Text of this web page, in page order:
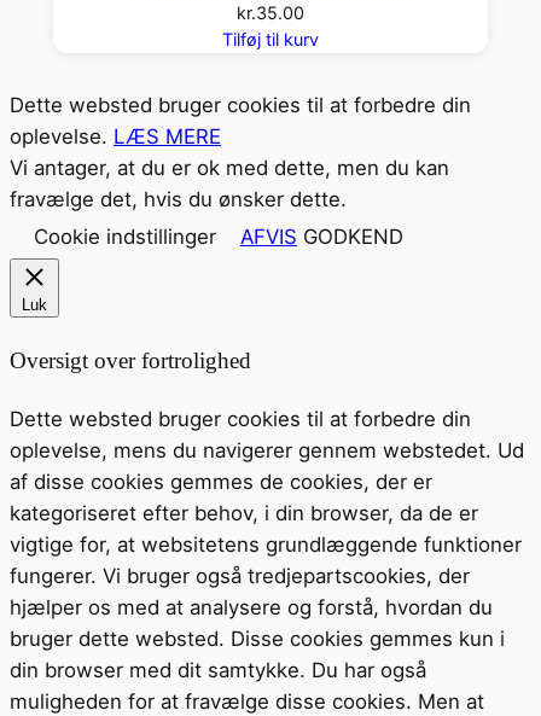
kr.35.00
Tilføj til kurv
Dette websted bruger cookies til at forbedre din
oplevelse. LÆS MERE
Vi antager, at du er ok med dette, men du kan
fravælge det, hvis du ønsker dette.
Cookie indstillinger
AFVIS GODKEND
Luk
Oversigt over fortrolighed
Dette websted bruger cookies til at forbedre din
oplevelse, mens du navigerer gennem webstedet. Ud
af disse cookies gemmes de cookies, der er
kategoriseret efter behov, i din browser, da de er
vigtige for, at websitetens grundlæggende funktioner
fungerer. Vi bruger også tredjepartscookies, der
hjælper os med at analysere og forstå, hvordan du
bruger dette websted. Disse cookies gemmes kun i
din browser med dit samtykke. Du har også
muligheden for at fravælge disse cookies. Men at